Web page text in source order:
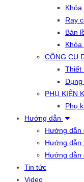
Ray
Bản
Khóa
CÔNG CỤ
Thiết
PHỤ KIỆN
Phụ
Hướng dẫn
Hướng dẫn
Hướng dẫn
Hướng dẫn
Tin tức
Video